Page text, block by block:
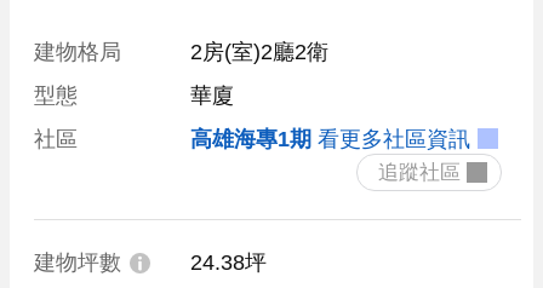
建物格局
2房(室)2廳2衛
型態
華廈
社區
高雄海專1期 看更多社區資訊
建物坪數
24.38坪